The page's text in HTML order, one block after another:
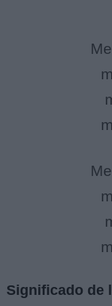
Significado de